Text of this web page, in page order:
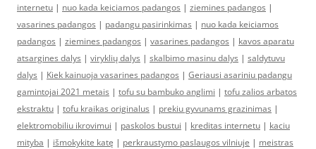
internetu | nuo kada keiciamos padangos | ziemines padangos |
vasarines padangos | padangu pasirinkimas | nuo kada keiciamos
padangos | ziemines padangos | vasarines padangos | kavos aparatu
atsargines dalys | viryklių dalys | skalbimo masinu dalys | saldytuvu
dalys | Kiek kainuoja vasarines padangos | Geriausi asariniu padangu
gamintojai 2021 metais | tofu su bambuko anglimi | tofu zalios arbatos
ekstraktu | tofu kraikas originalus | prekiu gyvunams grazinimas |
elektromobiliu ikrovimui | paskolos bustui | kreditas internetu | kaciu
mityba | išmokykite katę | perkraustymo paslaugos vilniuje | meistras